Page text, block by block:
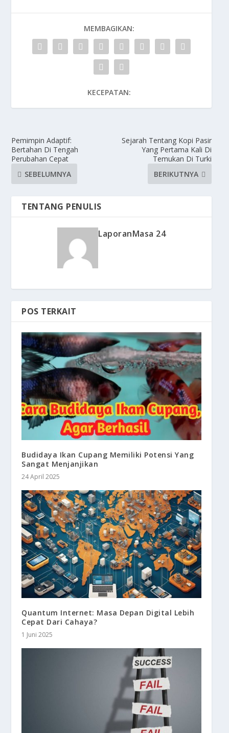
MEMBAGIKAN:
KECEPATAN:
Pemimpin Adaptif:
Bertahan Di Tengah
Perubahan Cepat
SEBELUMNYA
Sejarah Tentang Kopi Pasir
Yang Pertama Kali Di
Temukan Di Turki
BERIKUTNYA
TENTANG PENULIS
LaporanMasa 24
POS TERKAIT
Budidaya Ikan Cupang Memiliki Potensi Yang
Sangat Menjanjikan
24 April 2025
Quantum Internet: Masa Depan Digital Lebih
Cepat Dari Cahaya?
1 Juni 2025